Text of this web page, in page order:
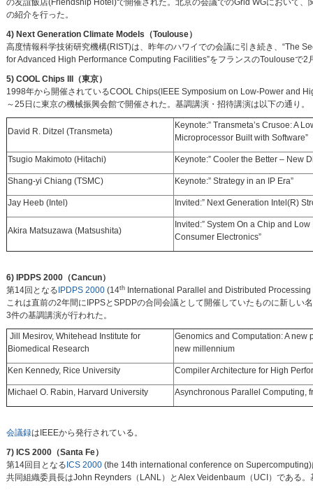
の友誼飯店(Friendship Hotel)で開催された。北京の会議でのGrid WGにおいて
の紹介を行った。
4) Next Generation Climate Models（Toulouse）
高度情報科学技術研究機構(RIST)は、昨年のハワイでの会議に引き続き、“The
for Advanced High Performance Computing Facilities”をフランスのToulouseで2
5) COOL Chips III（東京）
1998年から開催されているCOOL Chips(IEEE Symposium on Low-Power and
～25日に東京の機械振興会館で開催された。基調講演・招待講演は以下の通り。
David R. Ditzel (Transmeta)
Keynote:” Transmeta’s Crusoe: A
Microprocessor Built with Software”
Tsugio Makimoto (Hitachi) Keynote:” Cooler the Better – New
Shang-yi Chiang (TSMC) Keynote:” Strategy in an IP Era”
Jay Heeb (Intel) Invited:” Next Generation Intel(R)
Akira Matsuzawa (Matsushita)
Invited:” System On a Chip and
Consumer Electronics”
6) IPDPS 2000（Cancun）
第14回となる IPDPS 2000(14thInternational Parallel and Distributed
これは直前の2年間にIPPSとSPDPの合同会議として開催していたものに新し
3件の基調講演が行われた。
Jill Mesirov, Whitehead Institute for
Biomedical Research
Genomics and Computation: A new
new millennium
Ken Kennedy, Rice University Compiler Architecture for High
Michael O. Rabin, Harvard University Asynchronous Parallel Computing,
会議録はIEEEから発行されている。
7) ICS 2000（Santa Fe）
第14回目となる ICS 2000(the 14th international conference on
共同組織委員長はJohn Reynders（LANL）とAlex Veidenbaum（UCI）である